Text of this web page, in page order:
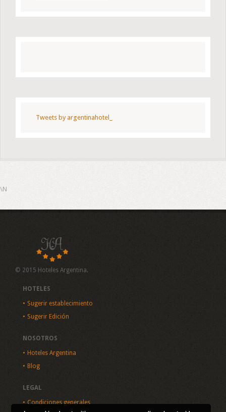
Tweets by argentinahotel_
\N
© 2015 Hoteles Argentina.
HOTELES
Sugerir establecimiento
Sugerir Edición
NOSOTROS
Hoteles Argentina
Blog
LEGAL
Condiciones generales